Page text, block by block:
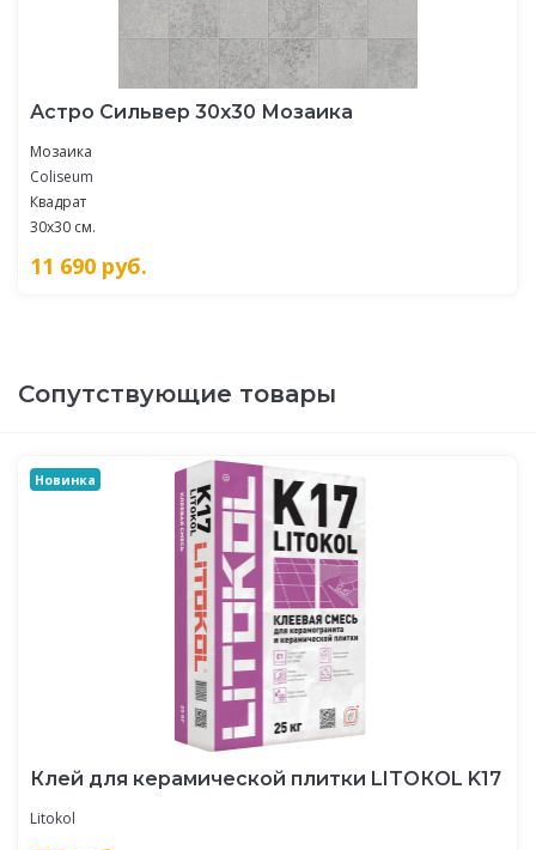
Астро Сильвер 30x30 Мозаика
Мозаика
Coliseum
Квадрат
30x30 см.
11 690 руб.
Сопутствующие товары
Новинка
Клей для керамической плитки LITOКOL K17
Litokol